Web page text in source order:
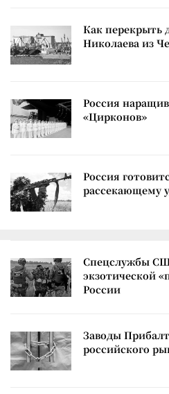
Как перекрыть
Николаева из
Россия
«Цирконов»
Россия
рассекающему
Спецслужбы
экзотической
России
Заводы
российского